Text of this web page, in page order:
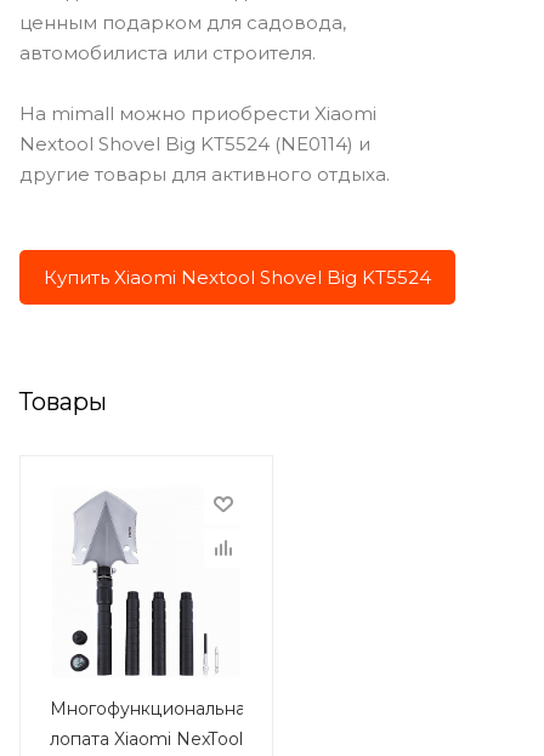
ценным подарком для садовода,
автомобилиста или строителя.
На mimall можно приобрести Xiaomi
Nextool Shovel Big KT5524 (NE0114) и
другие товары для активного отдыха.
Купить Xiaomi Nextool Shovel Big KT5524
Товары
Многофункциональная
лопата Xiaomi NexTool